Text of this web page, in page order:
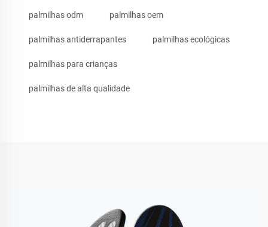
palmilhas odm palmilhas oem
palmilhas antiderrapantes palmilhas ecológicas
palmilhas para crianças
palmilhas de alta qualidade